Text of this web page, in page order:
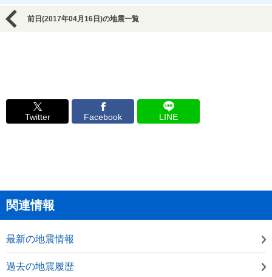
前日(2017年04月16日)の地震一覧
Twitter Facebook LINE
関連情報
最新の地震情報
過去の地震履歴